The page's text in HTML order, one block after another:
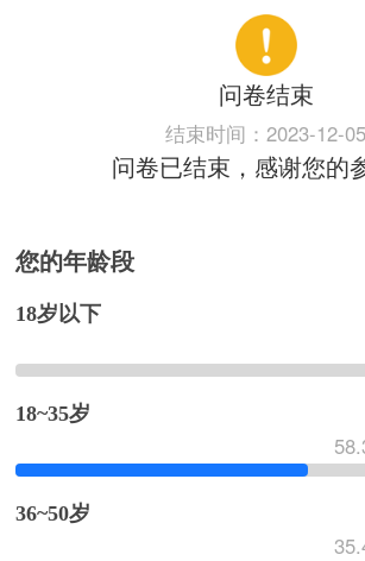
问卷结束
结束时间：2023-12-05
问卷已结束，感谢您的
您的年龄段
18岁以下
18~35岁
36~50岁